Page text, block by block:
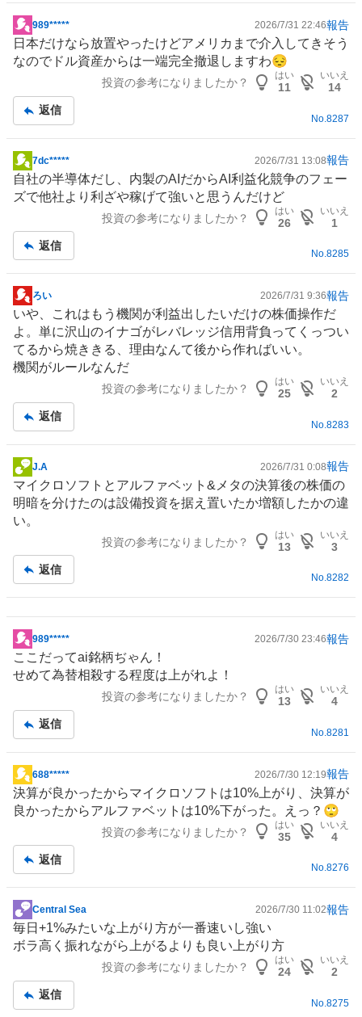
掲
示
板
989***** 2026/7/31 22:46報告
日本だけなら放置やったけどアメリカまで介入してきそう
なのでドル資産からは一端完全撤退しますわ😔
投資の参考になりましたか？
はい
11
いいえ
14
返信
No. 8287
掲
示
板
7dc***** 2026/7/31 13:08報告
自社の半導体だし、内製のAIだからAI利益化競争のフェー
ズで他社より利ざや稼げて強いと思うんだけど
投資の参考になりましたか？
はい
26
いいえ
1
返信
No.8285
掲
示
板
記
事
ろい 2026/7/31 9:36報告
いや、これはもう機関が利益出したいだけの株価操作だ
よ。単に沢山のイナゴがレバレッジ信用背負ってくっつい
てるから焼ききる、理由なんて後から作ればいい。
機関がルールなんだ
投資の参考になりましたか？
はい
25
いいえ
2
返信
No. 8283
掲
示
板
記
J.A 2026/7/31 0:08報告
マイクロソフトとアルファベット&メタの決算後の株価の
明暗を分けたのは設備投資を据え置いたか増額したかの違
い。
投資の参考になりましたか？
はい
13
いいえ
3
返信
No.8282
掲
示
板
989***** 2026/7/30 23:46報告
ここだってai銘柄ぢゃん！
せめて為替相殺する程度は上がれよ！
投資の参考になりましたか？
はい
13
いいえ
4
返信
No. 8281
掲
示
板
688***** 2026/7/30 12:19報告
決算が良かったからマイクロソフトは10%上がり、決算が
良かったからアルファベットは10%下がった。えっ？🙄
投資の参考になりましたか？
はい
35
いいえ
4
返信
No.8276
掲
示
板
Central Sea 2026/7/30 11:02報告
毎日+1%みたいな上がり方が一番速いし強い
ボラ高く振れながら上がるよりも良い上がり方
投資の参考になりましたか？
はい
24
いいえ
2
返信
No. 8275